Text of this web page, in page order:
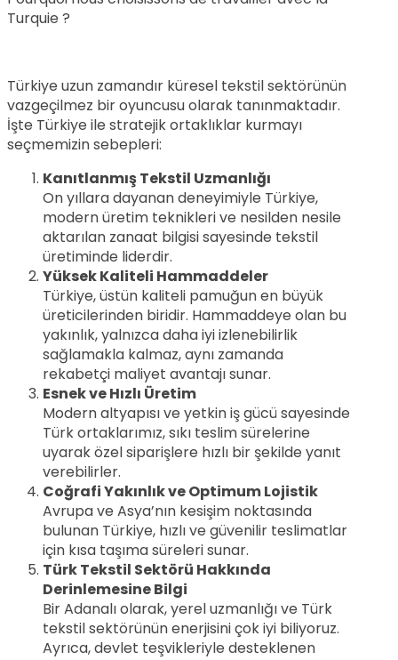
Turquie ?
Türkiye uzun zamandır küresel tekstil sektörünün
vazgeçilmez bir oyuncusu olarak tanınmaktadır.
İşte Türkiye ile stratejik ortaklıklar kurmayı
seçmemizin sebepleri:
Kanıtlanmış Tekstil Uzmanlığı
On yıllara dayanan deneyimiyle Türkiye,
modern üretim teknikleri ve nesilden nesile
aktarılan zanaat bilgisi sayesinde tekstil
üretiminde liderdir.
Yüksek Kaliteli Hammaddeler
Türkiye, üstün kaliteli pamuğun en büyük
üreticilerinden biridir. Hammaddeye olan bu
yakınlık, yalnızca daha iyi izlenebilirlik
sağlamakla kalmaz, aynı zamanda
rekabetçi maliyet avantajı sunar.
Esnek ve Hızlı Üretim
Modern altyapısı ve yetkin iş gücü sayesinde
Türk ortaklarımız, sıkı teslim sürelerine
uyarak özel siparişlere hızlı bir şekilde yanıt
verebilirler.
Coğrafi Yakınlık ve Optimum Lojistik
Avrupa ve Asya’nın kesişim noktasında
bulunan Türkiye, hızlı ve güvenilir teslimatlar
için kısa taşıma süreleri sunar.
Türk Tekstil Sektörü Hakkında
Derinlemesine Bilgi
Bir Adanalı olarak, yerel uzmanlığı ve Türk
tekstil sektörünün enerjisini çok iyi biliyoruz.
Ayrıca, devlet teşvikleriyle desteklenen